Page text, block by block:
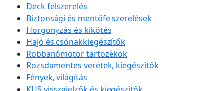
Deck felszerelés
Biztonsági és mentőfelszerelések
Horgonyzás és kikötés
Hajó és csónakkiegészítők
Robbanómotor tartozékok
Rozsdamentes veretek, kiegészítők
Fények, világítás